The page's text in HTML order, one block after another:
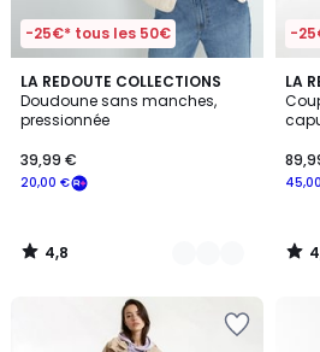
-25€* tous les 50€
LA REDOUTE COLLECTIONS
Doudoune sans manches,
pressionnée
20,00 €
39,99 €
4,8
/ 5
3
Couleurs
4,8
/
-
LA4,8
/ 5
/